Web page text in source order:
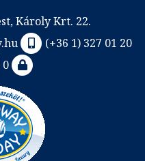
Károly Krt. 22.
(+36 1) 327 01 20
0